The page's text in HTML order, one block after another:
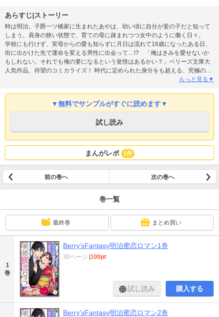
あらすじ|ストーリー
時は明治。子爵一ツ橋家に生まれたあやは、幼い頃に自分が妾の子だと知って
しまう。肩身の狭い状態で、育ての母に疎まれつつ女中のように働く日々。
学校にも行けず、実母からの愛も知らずに月日は流れて16歳になったある日、
街に出かけた先で運命を変える男性に出会って…!? 「俺はきみを愛せないか
もしれない。それでも俺の妻になるという覚悟はあるかい？」ベリーズ文庫大
人気作品、待望のコミカライズ！ 時代に定められた身分をも超える、究極のシ
ンデレラストーリー！(この作品は電子コミック誌Berry’s Fantasy Vol. 18に収録
もっと見る▼
▼無料でサンプルがすぐに読めます▼
試し読み
まんがレポ 1件
前の巻へ 次の巻へ
巻一覧
最終巻 まとめ買い
1
巻
Berry'sFantasy明治蜜恋ロマン1巻
30ページ |100pt
試し読み 購入する
Berry'sFantasy明治蜜恋ロマン2巻